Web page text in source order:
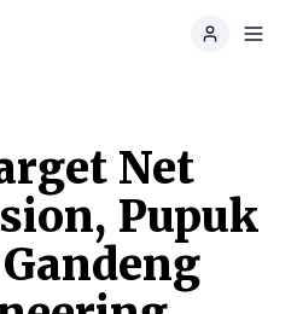
Net
Pupuk